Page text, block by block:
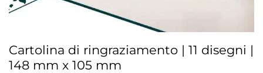
Cartolina di ringraziamento | 11 disegni |
148 mm x 105 mm